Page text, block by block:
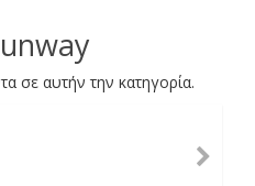
σε αυτήν την κατηγορία.